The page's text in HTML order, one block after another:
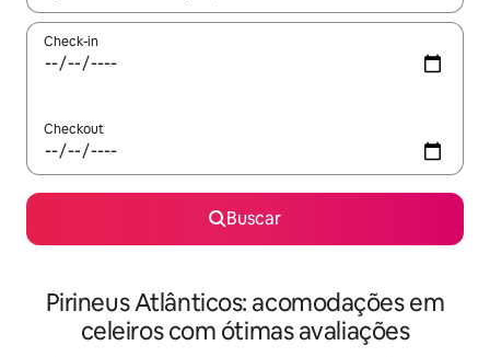
Check-in
Checkout
Buscar
Pirineus Atlânticos: acomodações em
celeiros com ótimas avaliações